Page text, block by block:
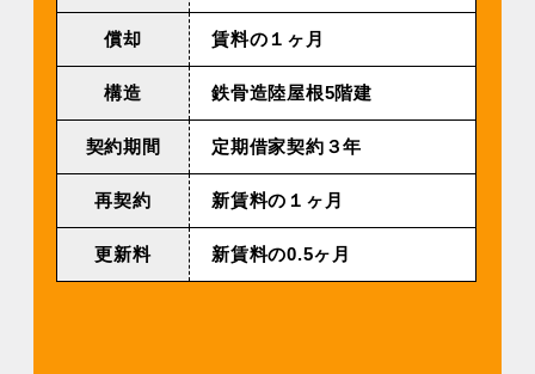
償却 賃料の１ヶ月
構造 鉄骨造陸屋根5階建
契約期間 定期借家契約３年
再契約 新賃料の１ヶ月
更新料 新賃料の0.5ヶ月